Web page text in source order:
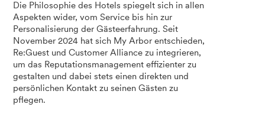
Die Philosophie des Hotels spiegelt sich in allen
Aspekten wider, vom Service bis hin zur
Personalisierung der Gästeerfahrung. Seit
November 2024 hat sich My Arbor entschieden,
Re:Guest und Customer Alliance zu integrieren,
um das Reputationsmanagement effizienter zu
gestalten und dabei stets einen direkten und
persönlichen Kontakt zu seinen Gästen zu
pflegen.